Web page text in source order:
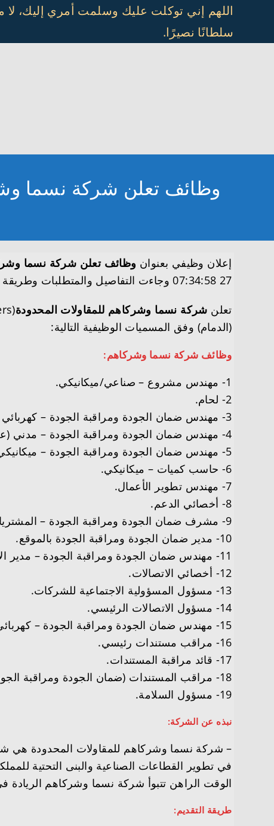
content
اللهم إني توكلت عليك وسلمت أمري إليك،
سلطانًا نصيرًا.
وظائف تعلن شركة نسما وشركاهم توفر 26 وظيفة ادارية
إعلان وظيفي بعنوان وظائف تعلن شركة نسما وشركاهم توفر 26 وظيفة ادارية
27 07:34:58 وجاءت التفاصيل والمتطلبات وطريقة التقديم على النحو التالي
تعلن شركة نسما وشركاهم للمقاولات المحدودة
(الدمام) وفق المسميات الوظيفية التالية:
وظائف شركة نسما وشركاهم:
1- مهندس مشروع – صناعي/ميكانيكي.
2- لحام.
3- مهندس ضمان الجودة ومراقبة الجودة – كهربائي (عدد 3 وظائف).
4- مهندس ضمان الجودة ومراقبة الجودة – مدني (عدد 3 وظائف).
5- مهندس ضمان الجودة ومراقبة الجودة – ميكانيكي (عدد 3 وظائف).
6- حاسب كميات – ميكانيكي.
7- مهندس تطوير الأعمال.
8- أخصائي الدعم.
9- مشرف ضمان الجودة ومراقبة الجودة – المشتريات.
10- مدير ضمان الجودة ومراقبة الجودة بالموقع.
11- مهندس ضمان الجودة ومراقبة الجودة – مدير الاتصالات المدنية.
12- أخصائي الاتصالات.
13- مسؤول المسؤولية الاجتماعية للشركات.
14- مسؤول الاتصالات الرئيسي.
15- مهندس ضمان الجودة ومراقبة الجودة – كهربائي.
16- مراقب مستندات رئيسي.
17- قائد مراقبة المستندات.
18- مراقب المستندات (ضمان الجودة ومراقبة الجودة).
19- مسؤول السلامة.
نبذه عن الشركة:
في تطوير القطاعات الصناعية والبنى التحتية
الوقت الراهن تتبوأ شركة نسما وشركاهم الريادة
طريقة التقديم: